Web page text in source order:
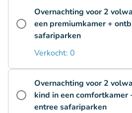
Overnachting voor 2
een premiumkamer +
safariparken
Verkocht: 0
Overnachting voor 2
kind in een comfortkamer
entree safariparken